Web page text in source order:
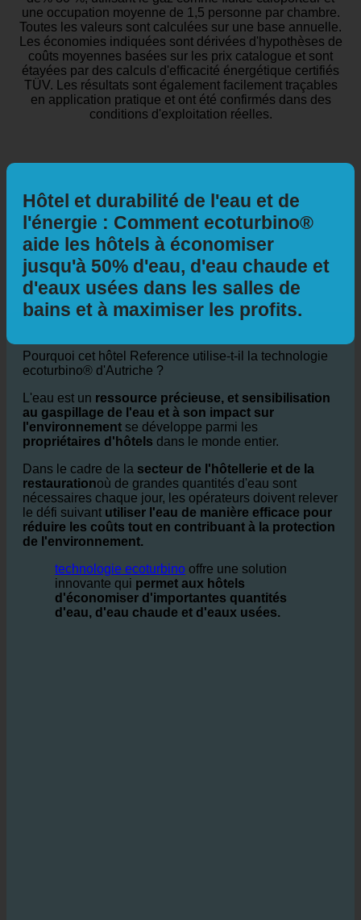
Cette analyse est basée sur un taux d'utilisation supposé
de% 80 %, utilisant le gaz comme fluide caloporteur et
une occupation moyenne de 1,5 personne par chambre.
Toutes les valeurs sont calculées sur une base annuelle.
Les économies indiquées sont dérivées d'hypothèses de
coûts moyennes basées sur les prix catalogue et sont
étayées par des calculs d'efficacité énergétique certifiés
TÜV. Les résultats sont également facilement traçables
en application pratique et ont été confirmés dans des
Hôtel et durabilité de l'eau et de
l'énergie : Comment ecoturbino®
aide les hôtels à économiser
jusqu'à 50% d'eau, d'eau chaude et
d'eaux usées dans les salles de
ecoturbino® d'Autriche ?
L'eau est unressource précieuse, et sensibilisation
au gaspillage de l'eau et à son impact sur
l'environnement
propriétaires d'hôtelsdans le monde entier.
Dans le cadre de lasecteur de l'hôtellerie et de la
restaurationoù de grandes quantités d'eau sont
nécessaires chaque jour, les opérateurs doivent relever
le défi suivantutiliser l'eau de manière efficace pour
de l'environnement.
technologie ecoturbinooffre une solution
innovante quipermet aux hôtels
d'économiser d'importantes quantités